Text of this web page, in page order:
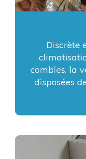
Discrète
combles, la
disposées